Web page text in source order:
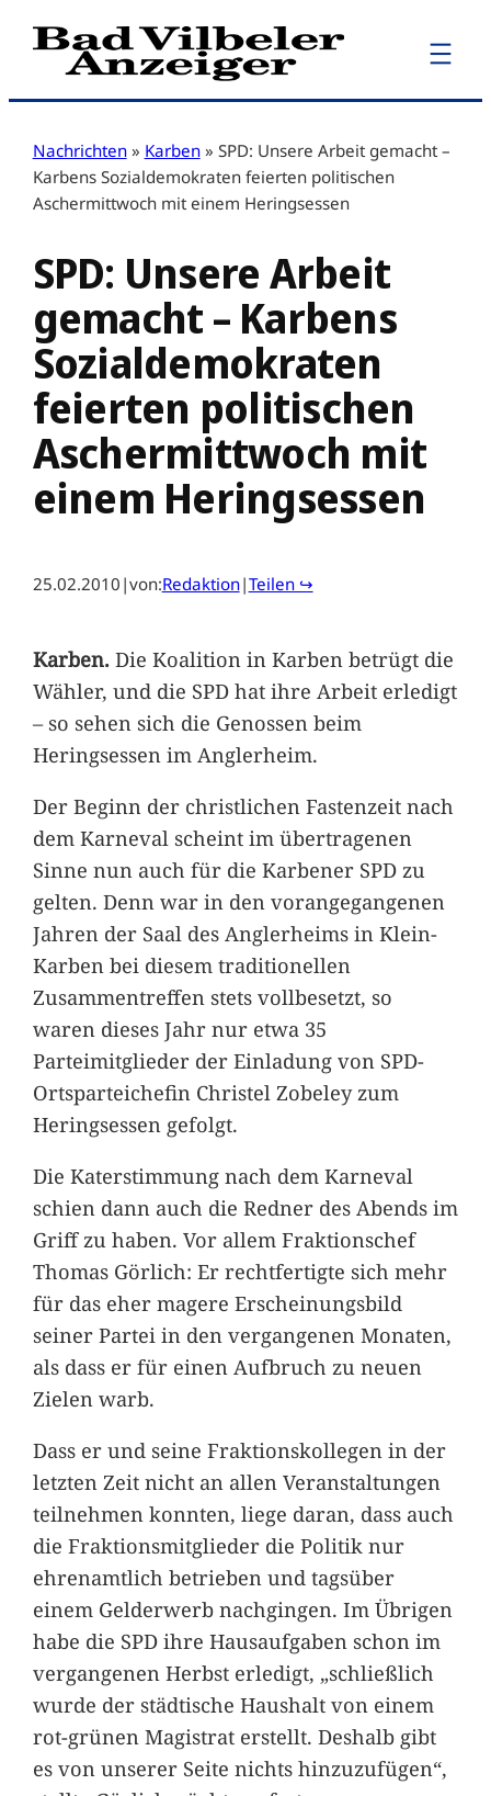
Zum
Inhalt
Nachrichten » Karben » SPD: Unsere Arbeit gemacht –
Karbens Sozialdemokraten feierten politischen
Aschermittwoch mit einem Heringsessen
SPD: Unsere Arbeit
gemacht – Karbens
Sozialdemokraten
feierten politischen
Aschermittwoch mit
einem Heringsessen
25.02.2010 |von:Redaktion|Teilen ↪
Karben.Die Koalition in Karben betrügt die
Wähler, und die SPD hat ihre Arbeit erledigt
– so sehen sich die Genossen beim
Heringsessen im Anglerheim.
Der Beginn der christlichen Fastenzeit nach
dem Karneval scheint im übertragenen
Sinne nun auch für die Karbener SPD zu
gelten. Denn war in den vorangegangenen
Jahren der Saal des Anglerheims in Klein-
Karben bei diesem traditionellen
Zusammentreffen stets vollbesetzt, so
waren dieses Jahr nur etwa 35
Parteimitglieder der Einladung von SPD-
Ortsparteichefin Christel Zobeley zum
Heringsessen gefolgt.
Die Katerstimmung nach dem Karneval
schien dann auch die Redner des Abends im
Griff zu haben. Vor allem Fraktionschef
Thomas Görlich: Er rechtfertigte sich mehr
für das eher magere Erscheinungsbild
seiner Partei in den vergangenen Monaten,
als dass er für einen Aufbruch zu neuen
Zielen warb.
Dass er und seine Fraktionskollegen in der
letzten Zeit nicht an allen Veranstaltungen
teilnehmen konnten, liege daran, dass auch
die Fraktionsmitglieder die Politik nur
ehrenamtlich betrieben und tagsüber
einem Gelderwerb nachgingen. Im Übrigen
habe die SPD ihre Hausaufgaben schon im
vergangenen Herbst erledigt, „schließlich
wurde der städtische Haushalt von einem
rot-grünen Magistrat erstellt. Deshalb gibt
es von unserer Seite nichts hinzuzufügen“,